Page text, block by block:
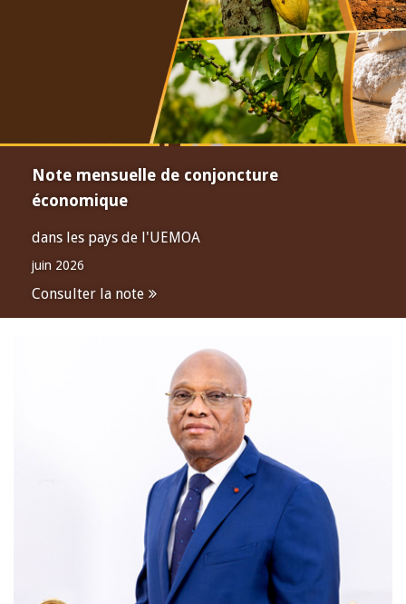
Note mensuelle de conjoncture
économique
dans les pays de l'UEMOA
juin 2026
Consulter la note